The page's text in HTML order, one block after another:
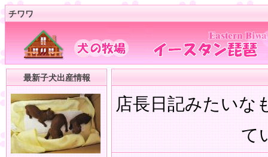
チワワ
最新子犬出産情報
店長日記みたいな
て